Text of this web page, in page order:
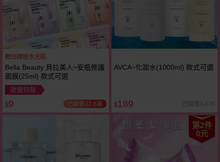
敷出韓妞水光肌
Bella Beauty 貝拉美人~安瓶修護
面膜(25ml) 款式可選
破盤特殺
$9 已銷售32.6萬
AVCA~化妝水(1000ml) 款式可選
$189 已銷售3,476
第2件
0元